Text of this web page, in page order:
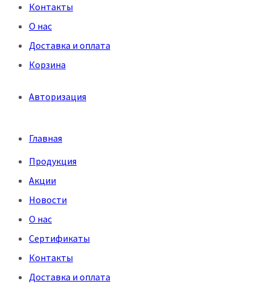
Контакты
О нас
Доставка и оплата
Корзина
Авторизация
Главная
Продукция
Акции
Новости
О нас
Сертификаты
Контакты
Доставка и оплата